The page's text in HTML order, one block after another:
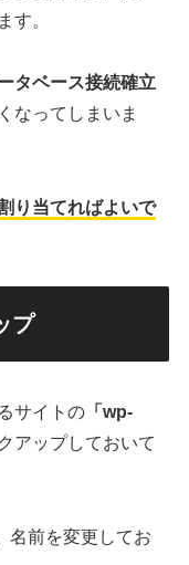
す。
ータベース接続確立
なってしまいま
り当てればよいで
プ
サイトの 「wp-
アップしておいて
名前を変更してお